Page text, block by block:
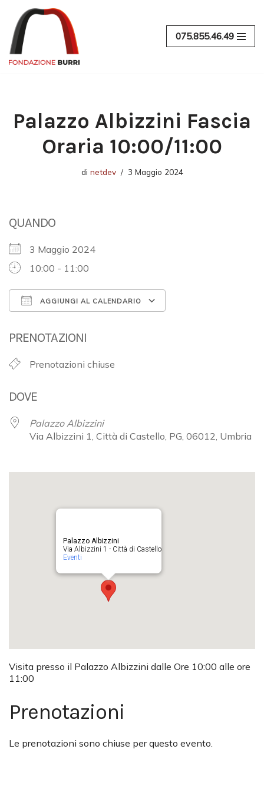
Vai
al
contenuto
075.855.46.49
Palazzo Albizzini Fascia
Oraria 10:00/11:00
di netdev 3 Maggio 2024
QUANDO
3 Maggio 2024
10:00 - 11:00
AGGIUNGI AL CALENDARIO
PRENOTAZIONI
Prenotazioni chiuse
DOVE
Palazzo Albizzini
Via Albizzini 1, Città di Castello, PG, 06012, Umbria
Palazzo Albizzini
Via Albizzini 1 - Città di Castello
Eventi
Visita presso il Palazzo Albizzini dalle Ore 10:00 alle ore
11:00
Prenotazioni
Le prenotazioni sono chiuse per questo evento.